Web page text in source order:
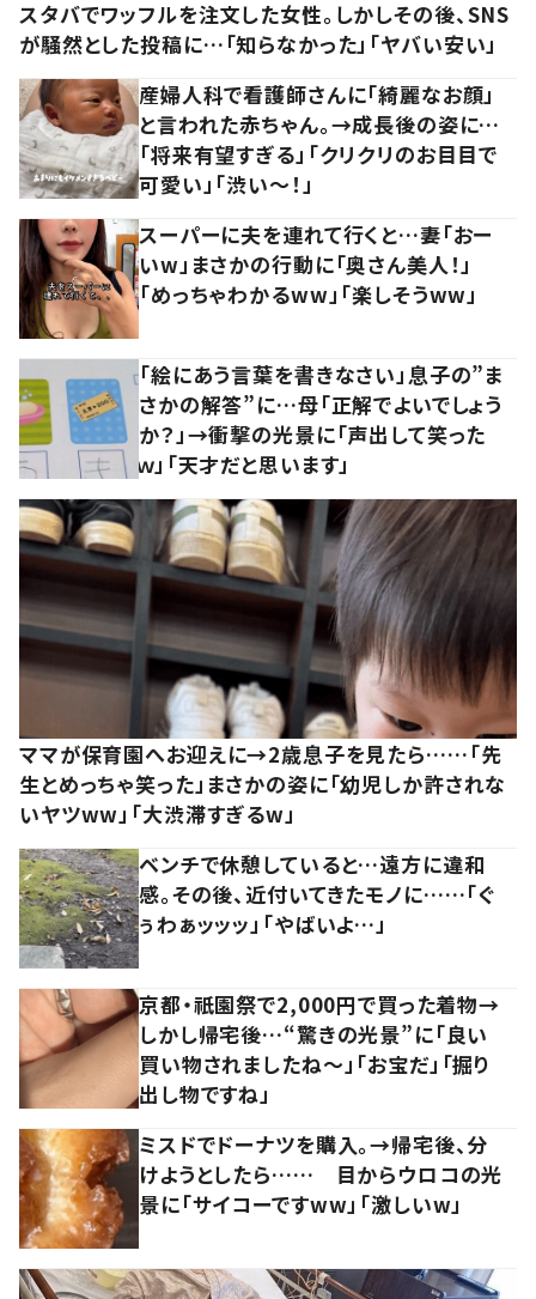
スタバでワッフルを注文した女性。しかしその後、SNS
が騒然とした投稿に…「知らなかった」「ヤバい安い」
産婦人科で看護師さんに「綺麗なお顔」
と言われた赤ちゃん。→成長後の姿に…
「将来有望すぎる」「クリクリのお目目で
可愛い」「渋い～！」
スーパーに夫を連れて行くと…妻「おー
いw」まさかの行動に「奥さん美人！」
「めっちゃわかるww」「楽しそうww」
「絵にあう言葉を書きなさい」息子の”ま
さかの解答”に…母「正解でよいでしょう
か？」→衝撃の光景に「声出して笑った
ｗ」「天才だと思います」
ママが保育園へお迎えに→2歳息子を見たら……「先
生とめっちゃ笑った」まさかの姿に「幼児しか許されな
いヤツww」「大渋滞すぎるw」
ベンチで休憩していると…遠方に違和
感。その後、近付いてきたモノに……「ぐ
ぅわぁッッッ」「やばいよ…」
京都・祇園祭で2,000円で買った着物→
しかし帰宅後…“驚きの光景”に「良い
買い物されましたね～」「お宝だ」「掘り
出し物ですね」
ミスドでドーナツを購入。→帰宅後、分
けようとしたら…… 目からウロコの光
景に「サイコーですww」「激しいw」